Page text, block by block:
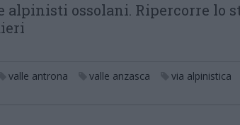
alpinisti ossolani. Ripercorre lo
valle antrona valle anzasca
via alpinistica